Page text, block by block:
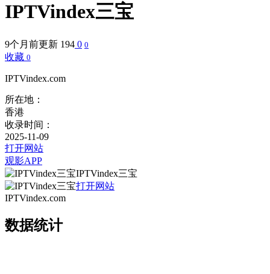
IPTVindex三宝
9个月前更新 194 0 0
收藏 0
IPTVindex.com
所在地：
香港
收录时间：
2025-11-09
打开网站
观影APP
IPTVindex三宝
打开网站
IPTVindex.com
数据统计